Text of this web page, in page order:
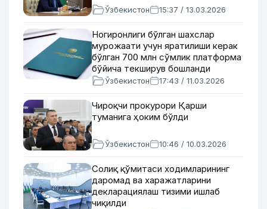
Ўзбекистон 15:37 / 13.03.2026
Ногиронлиги бўлган шахслар
мурожаати учун яратилиши керак
бўлган 700 млн сўмлик платформа
бўйича текширув бошланди
Ўзбекистон 17:43 / 11.03.2026
Чироқчи прокурори Қарши
туманига ҳоким бўлди
Ўзбекистон 10:46 / 10.03.2026
Солиқ қўмитаси ходимларининг
даромад ва харажатларини
декларациялаш тизими ишлаб
чиқилди